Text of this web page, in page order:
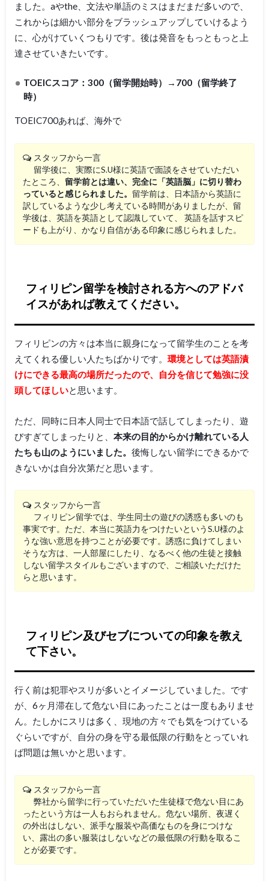
ました。aやthe、文法や単語のミスはまだまだ多いので、
これからは細かい部分をブラッシュアップしていけるよう
に、心がけていくつもりです。後は発音をもっともっと上
達させていきたいです。
TOEICスコア：300（留学開始時）→700（留学終了
時）
TOEIC700あれば、海外で
スタッフから一言
留学後に、実際にS.U様に英語で面談をさせていただい
たところ、 留学前とは違い、完全に「英語脳」に切り替わ
っていると感じられました。 留学前は、日本語から英語に
訳しているような少し考えている時間がありましたが、留
学後は、英語を英語として認識していて、 英語を話すスピ
ードも上がり、かなり自信がある印象に感じられました。
フィリピン留学を検討される方へのアドバ
イスがあれば教えてください。
フィリピンの方々は本当に親身になって留学生のことを考
えてくれる優しい人たちばかりです。 環境としては英語漬
けにできる最高の場所だったので、自分を信じて勉強に没
頭してほしいと思います。
ただ、同時に日本人同士で日本語で話してしまったり、遊
びすぎてしまったりと、 本来の目的からかけ離れている人
たちも山のようにいました。 後悔しない留学にできるかで
きないかは自分次第だと思います。
スタッフから一言
フィリピン留学では、学生同士の遊びの誘惑も多いのも
事実です。ただ、本当に英語力をつけたいというS.U様のよ
うな強い意思を持つことが必要です。誘惑に負けてしまい
そうな方は、一人部屋にしたり、なるべく他の生徒と接触
しない留学スタイルもございますので、ご相談いただけた
らと思います。
フィリピン及びセブについての印象を教え
て下さい。
行く前は犯罪やスリが多いとイメージしていました。です
が、6ヶ月滞在して危ない目にあったことは一度もありませ
ん。たしかにスリは多く、現地の方々でも気をつけている
ぐらいですが、自分の身を守る最低限の行動をとっていれ
ば問題は無いかと思います。
スタッフから一言
弊社から留学に行っていただいた生徒様で危ない目にあ
ったという方は一人もおられません。危ない場所、夜遅く
の外出はしない、派手な服装や高価なものを身につけな
い、露出の多い服装はしないなどの最低限の行動を取るこ
とが必要です。